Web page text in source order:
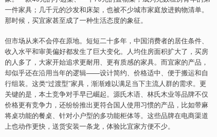
一件家具；几千元的沙发和床架，也被不少城市家庭放进购物清单。
那时候，买宜家甚至成了一种生活态度的象征。
但市场从来不会停在原地。短短二十多年，中国消费者的居住条件、
收入水平和审美偏好都发生了巨大变化。人均住房面积扩大了，买房
的人多了，大家开始追求更耐用、更有质感的家具。而宜家的产品，
却似乎还在沿用当年的逻辑——设计简约、价格适中、便于搬运和自
行组装。这类“过渡型”家具，渐渐难以满足当下主流人群的需求。更
关键的是，本土竞争对手早已崛起。源氏木语、林氏木业等品牌不仅
价格更有竞争力，还纷纷推出更符合国人使用习惯的产品，比如带麻
将桌功能的餐桌、针对小户型的多功能柜体等。这些品牌在电商渠道
上也动作更快，送货安装一条龙，体验比宜家方便不少。